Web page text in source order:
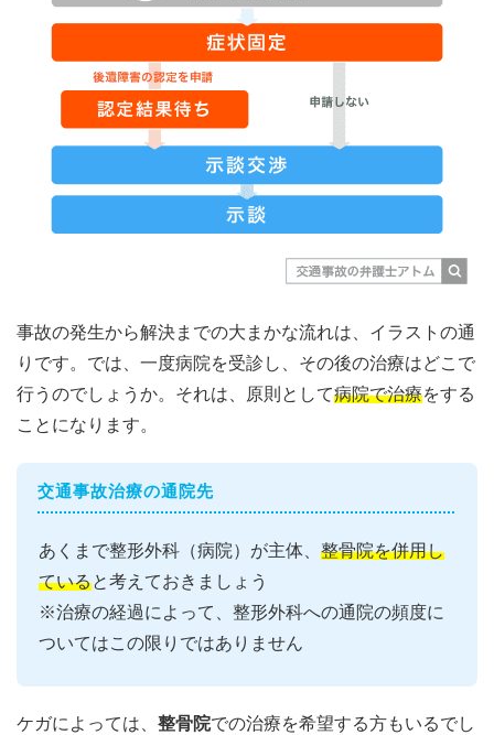
事故の発生から解決までの大まかな流れは、イラストの通
りです。では、一度病院を受診し、その後の治療はどこで
行うのでしょうか。それは、原則として病院で治療をする
ことになります。
交通事故治療の通院先
あくまで整形外科（病院）が主体、 整骨院を併用し
ていると考えておきましょう
※治療の経過によって、整形外科への通院の頻度に
ついてはこの限りではありません
ケガによっては、 整骨院での治療を希望する方もいるでし